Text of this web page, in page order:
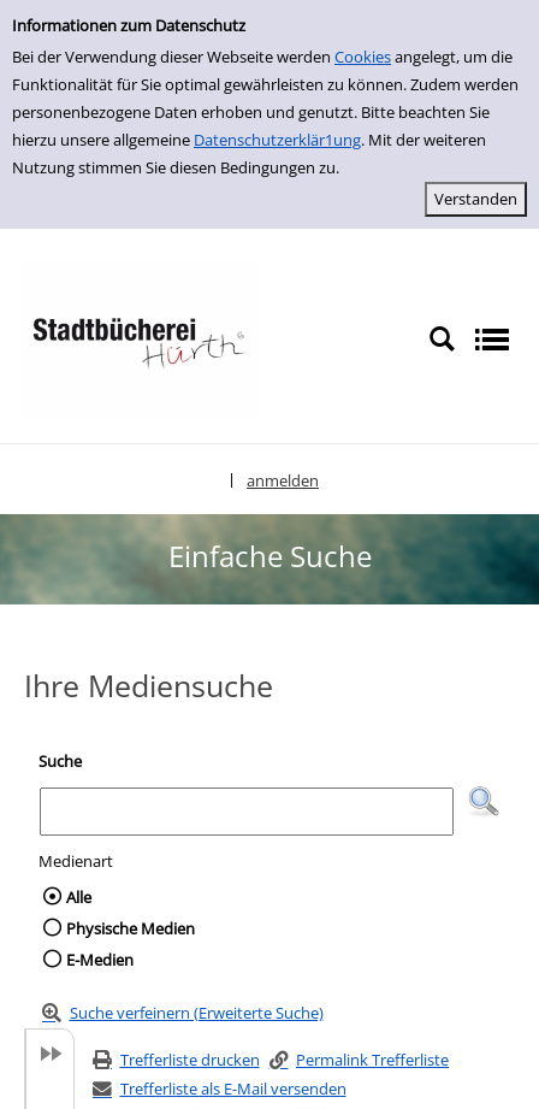
Einfache Suche
Informationen zum Datenschutz
Bei der Verwendung dieser Webseite werden Cookiesangelegt, um die
Funktionalität für Sie optimal gewährleisten zu können. Zudem werden
personenbezogene Daten erhoben und genutzt. Bitte beachten Sie
hierzu unsere allgemeine Datenschutzerklär1ung. Mit der weiteren
Nutzung stimmen Sie diesen Bedingungen zu.
zur Navigation springen
zum Inhalt springen
Zu den Suchfiltern springen
Zur Trefferliste springen
anmelden
Einfache Suche
Ihre Mediensuche
Suche
Medienart
Wählen Sie die Medienart nach der Sie
Alle
Physische Medien
E-Medien
Suche verfeinern (Erweiterte Suche)
Trefferliste drucken
Permalink Trefferliste
Trefferliste als E-Mail versenden